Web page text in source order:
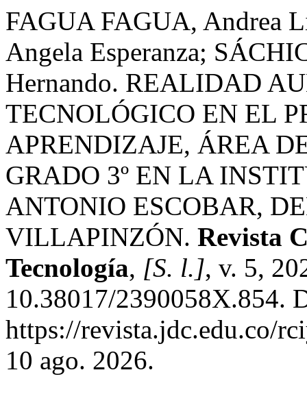
FAGUA FAGUA, Andrea
Angela Esperanza;
Hernando. REALIDAD
TECNOLÓGICO EN EL
APRENDIZAJE, ÁREA
GRADO 3º EN LA
ANTONIO ESCOBAR,
VILLAPINZÓN. Revista
Tecnología, [S. l.], v. 5,
10.38017/2390058X.854.
https://revista.jdc.edu.co/
10 ago. 2026.